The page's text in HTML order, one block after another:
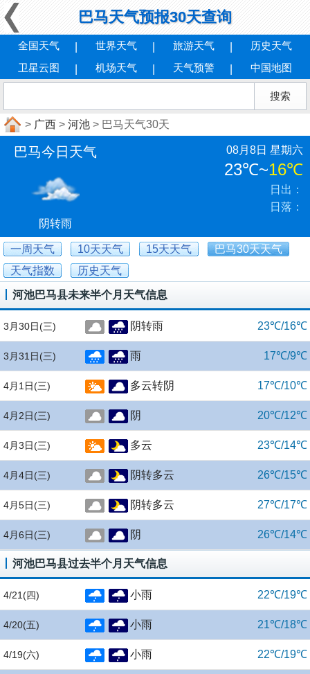
巴马天气预报30天查询
全国天气 世界天气 旅游天气
历史天气
卫星云图
机场天气 天气预警 中国地图
> 广西 > 河池 > 巴马天气30天
巴马今日天气
阴转雨
08月8日 星期六
23℃~16℃
日出：
日落：
一周天气 10天天气 15天天气
巴马30天天气
天气指数
历史天气
河池巴马县未来半个月天气信息
3月30日(三) 阴转雨 23℃/16℃
3月31日(三) 雨 17℃/9℃
4月1日(三) 多云转阴 17℃/10℃
4月2日(三) 阴 20℃/12℃
4月3日(三) 多云 23℃/14℃
4月4日(三) 阴转多云 26℃/15℃
4月5日(三) 阴转多云 27℃/17℃
4月6日(三) 阴 26℃/14℃
河池巴马县过去半个月天气信息
4/21 (四) 小雨 22℃/19℃
4/20(五) 小雨 21℃/18℃
4/19(六) 小雨 22℃/19℃